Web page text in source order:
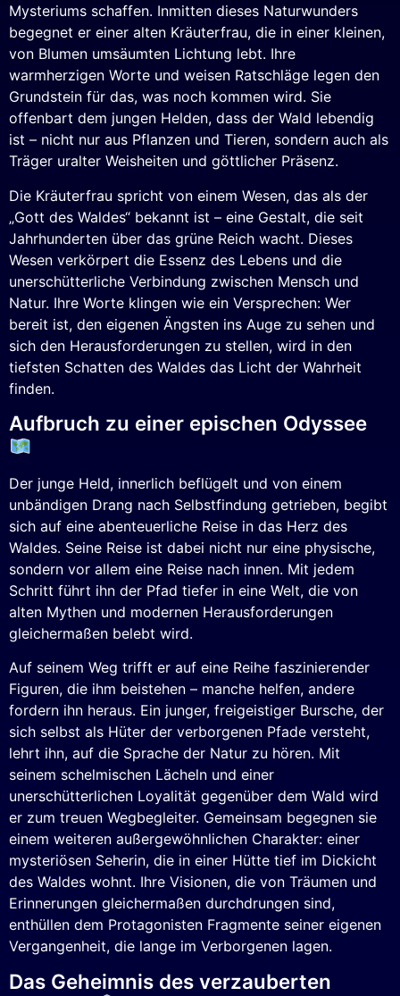
Mysteriums schaffen. Inmitten dieses Naturwunders
begegnet er einer alten Kräuterfrau, die in einer kleinen,
von Blumen umsäumten Lichtung lebt. Ihre
warmherzigen Worte und weisen Ratschläge legen den
Grundstein für das, was noch kommen wird. Sie
offenbart dem jungen Helden, dass der Wald lebendig
ist – nicht nur aus Pflanzen und Tieren, sondern auch als
Träger uralter Weisheiten und göttlicher Präsenz.
Die Kräuterfrau spricht von einem Wesen, das als der
„Gott des Waldes“ bekannt ist – eine Gestalt, die seit
Jahrhunderten über das grüne Reich wacht. Dieses
Wesen verkörpert die Essenz des Lebens und die
unerschütterliche Verbindung zwischen Mensch und
Natur. Ihre Worte klingen wie ein Versprechen: Wer
bereit ist, den eigenen Ängsten ins Auge zu sehen und
sich den Herausforderungen zu stellen, wird in den
tiefsten Schatten des Waldes das Licht der Wahrheit
finden.
Aufbruch zu einer epischen Odyssee
Der junge Held, innerlich beflügelt und von einem
unbändigen Drang nach Selbstfindung getrieben, begibt
sich auf eine abenteuerliche Reise in das Herz des
Waldes. Seine Reise ist dabei nicht nur eine physische,
sondern vor allem eine Reise nach innen. Mit jedem
Schritt führt ihn der Pfad tiefer in eine Welt, die von
alten Mythen und modernen Herausforderungen
gleichermaßen belebt wird.
Auf seinem Weg trifft er auf eine Reihe faszinierender
Figuren, die ihm beistehen – manche helfen, andere
fordern ihn heraus. Ein junger, freigeistiger Bursche, der
sich selbst als Hüter der verborgenen Pfade versteht,
lehrt ihn, auf die Sprache der Natur zu hören. Mit
seinem schelmischen Lächeln und einer
unerschütterlichen Loyalität gegenüber dem Wald wird
er zum treuen Wegbegleiter. Gemeinsam begegnen sie
einem weiteren außergewöhnlichen Charakter: einer
mysteriösen Seherin, die in einer Hütte tief im Dickicht
des Waldes wohnt. Ihre Visionen, die von Träumen und
Erinnerungen gleichermaßen durchdrungen sind,
enthüllen dem Protagonisten Fragmente seiner eigenen
Vergangenheit, die lange im Verborgenen lagen.
Das Geheimnis des verzauberten